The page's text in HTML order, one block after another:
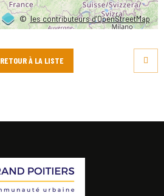
©les contributeurs d’OpenStreetMap
RETOUR À LA LISTE